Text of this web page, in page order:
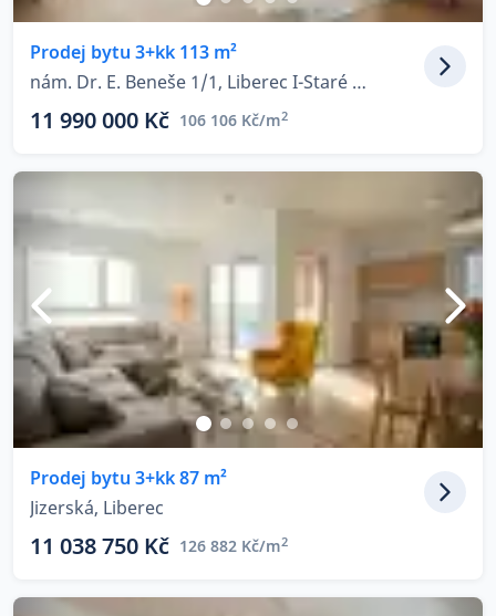
Prodej bytu 3+kk 113 m²
nám. Dr. E. Beneše 1/1, Liberec I-Staré Město
11 990 000 Kč 106 106 Kč/m2
Prodej bytu 3+kk 87 m²
Jizerská, Liberec
11 038 750 Kč 126 882 Kč/m2